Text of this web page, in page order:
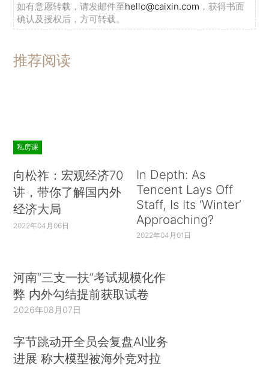
如有意愿转载，请发邮件至hello@caixin.com ，获得书面
确认及授权后，方可转载。
推荐阅读
私房课
向松祚：宏观经济70
讲，带你了解国内外
经济大局
2022年04月06日
In Depth: As
Tencent Lays Off
Staff, Is Its ‘Winter’
Approaching?
2022年04月01日
河南“三支一扶”考试规模化作
弊 内外勾结提前获取试卷
2026年08月07日
字节跳动开全员会复盘AI业务
进展 称大模型被海外竞对拉